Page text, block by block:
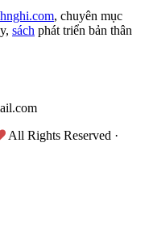
, chuyên mục
sách phát triển bản thân
All Rights Reserved ·